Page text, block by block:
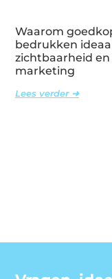
Waarom
bedrukken
zichtbaarheid
marketing
Lees verder ➜